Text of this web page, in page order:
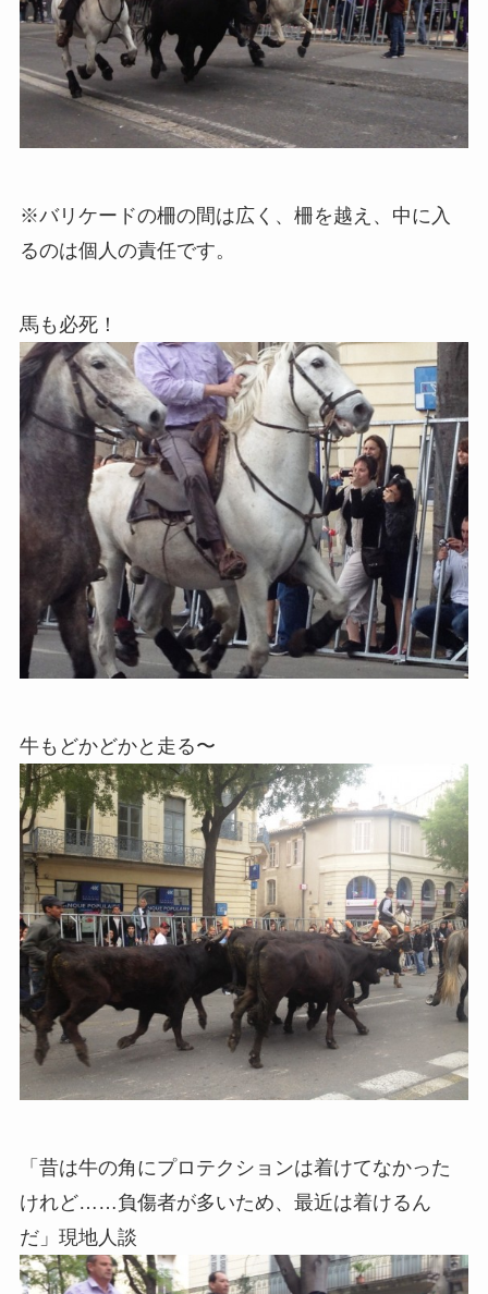
※バリケードの柵の間は広く、柵を越え、中に入
るのは個人の責任です。
馬も必死！
牛もどかどかと走る〜
「昔は牛の角にプロテクションは着けてなかった
けれど……負傷者が多いため、最近は着けるん
だ」現地人談